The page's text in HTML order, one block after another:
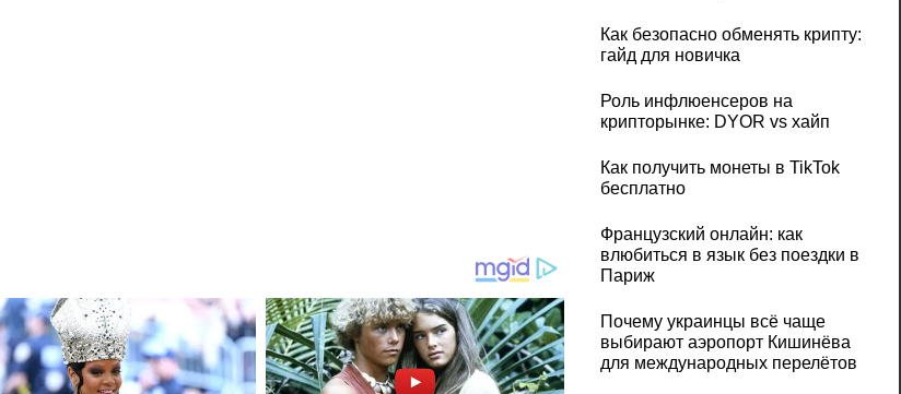
Как безопасно обменять крипту:
гайд для новичка
Роль инфлюенсеров на
крипторынке: DYOR vs хайп
Как получить монеты в TikTok
бесплатно
Французский онлайн: как
влюбиться в язык без поездки в
Париж
Почему украинцы всё чаще
выбирают аэропорт Кишинёва
для международных перелётов